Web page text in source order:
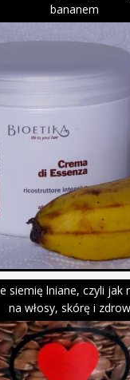
bananem
siemię lniane, czyli jak
na włosy, skórę i